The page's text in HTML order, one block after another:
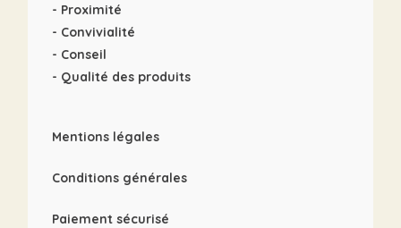
- Proximité
- Convivialité
- Conseil
- Qualité des produits
Mentions légales
Conditions générales
Paiement sécurisé